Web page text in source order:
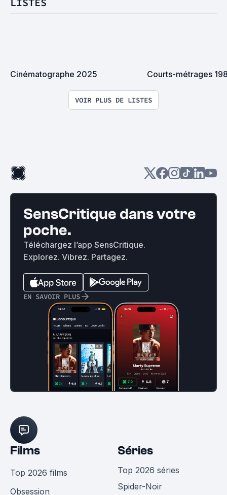
Cinématographe 2025 Courts-métrages
VOIR PLUS DE LISTES
SensCritique dans votre
poche.
Téléchargez l’app SensCritique.
Explorez. Vibrez. Partagez.
EN SAVOIR PLUS
Films
Top 2026 films
Obsession
Séries
Top 2026 séries
Spider-Noir